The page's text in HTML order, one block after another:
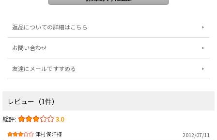
返品についての詳細はこちら
お問い合わせ
友達にメールですすめる
レビュー（1件）
総評: 3.0
津村俊洋様 2012/07/11